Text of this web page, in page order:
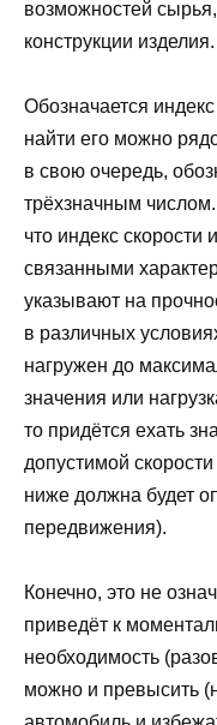
возможностей
конструкции изделия.
Обозначается
найти его можно
в свою очередь,
трёхзначным
что индекс скорости
связанными
указывают на
в различных
нагружен до
значения или
то придётся ехать
допустимой
ниже должна будет
передвижения).
Конечно, это не
приведёт к
необходимость
можно и превысить